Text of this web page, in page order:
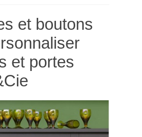
et boutons
et portes